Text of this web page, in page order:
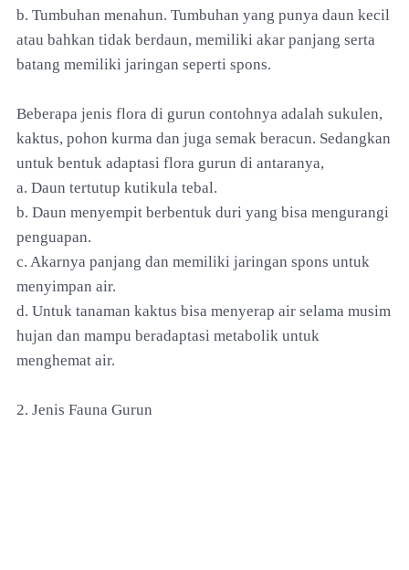
b. Tumbuhan menahun. Tumbuhan yang punya daun kecil
atau bahkan tidak berdaun, memiliki akar panjang serta
batang memiliki jaringan seperti spons.
Beberapa jenis flora di gurun contohnya adalah sukulen,
kaktus, pohon kurma dan juga semak beracun. Sedangkan
untuk bentuk adaptasi flora gurun di antaranya,
a. Daun tertutup kutikula tebal.
b. Daun menyempit berbentuk duri yang bisa mengurangi
penguapan.
c. Akarnya panjang dan memiliki jaringan spons untuk
menyimpan air.
d. Untuk tanaman kaktus bisa menyerap air selama musim
hujan dan mampu beradaptasi metabolik untuk
menghemat air.
2. Jenis Fauna Gurun